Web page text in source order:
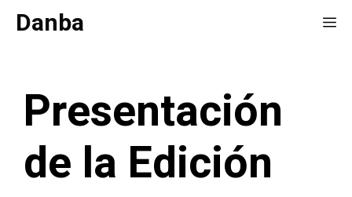
SaltarDanba
Presentación
de la Edición